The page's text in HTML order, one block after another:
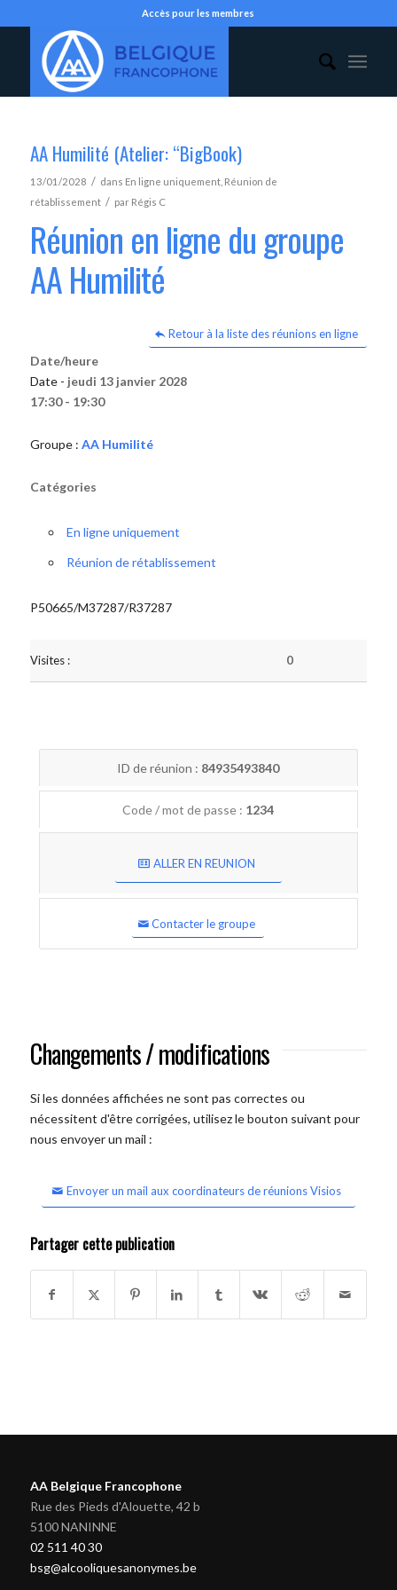
Accès pour les membres
AA Humilité (Atelier: “BigBook)
13/01/2028 / dans En ligne uniquement, Réunion de
rétablissement / par Régis C
Réunion en ligne du groupe
AA Humilité
Retour à la liste des réunions en ligne
Date/heure
Date - jeudi 13 janvier 2028
17:30 - 19:30
Groupe : AA Humilité
Catégories
En ligne uniquement
Réunion de rétablissement
P50665/M37287/R37287
Visites : 0
ID de réunion : 84935493840
Code / mot de passe : 1234
ALLER EN REUNION
Contacter le groupe
Changements / modifications
Si les données affichées ne sont pas correctes ou
nécessitent d'être corrigées, utilisez le bouton suivant pour
nous envoyer un mail :
Envoyer un mail aux coordinateurs de réunions Visios
Partager cette publication
AA Belgique Francophone
Rue des Pieds d'Alouette, 42 b
5100 NANINNE
02 511 40 30
bsg@alcooliquesanonymes.be